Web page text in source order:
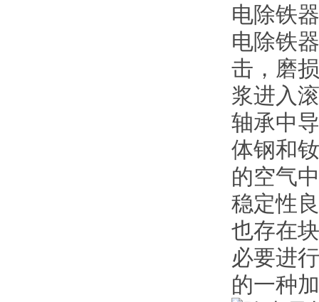
电除铁
电除铁
击，磨
浆进入
轴承中
体钢和
的空气
稳定性
也存在
必要进
的一种